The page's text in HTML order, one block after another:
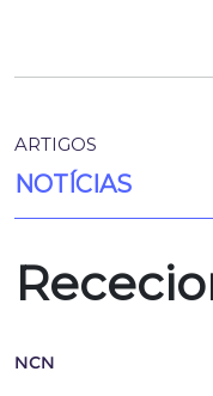
ARTIGOS
NOTÍCIAS
NCN